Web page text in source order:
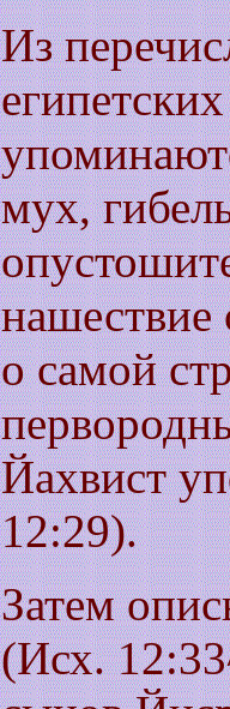
Из
мух,
о самой
Йахвист
12:29).
Затем
(Исх.